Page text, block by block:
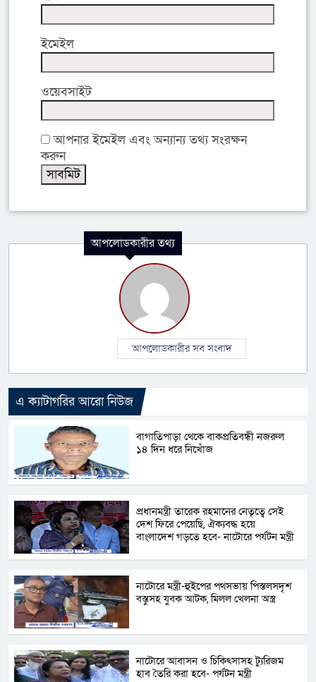
ইমেইল
ওয়েবসাইট
আপনার ইমেইল এবং অন্যান্য তথ্য সংরক্ষন
করুন
আপলোডকারীর তথ্য
আপলোডকারীর সব সংবাদ
এ ক্যাটাগরির আরো নিউজ
বাগাতিপাড়া থেকে বাকপ্রতিবন্ধী নজরুল
১৪ দিন ধরে নিখোঁজ
প্রধানমন্ত্রী তারেক রহমানের নেতৃত্বে সেই
দেশ ফিরে পেয়েছি, ঐক্যবদ্ধ হয়ে
বাংলাদেশ গড়তে হবে- নাটোরে পর্যটন মন্ত্রী
নাটোরে মন্ত্রী-হুইপের পথসভায় পিস্তলসদৃশ
বস্তুসহ যুবক আটক, মিলল খেলনা অস্ত্র
নাটোরে আবাসন ও চিকিৎসাসহ ট্যুরিজম
হাব তৈরি করা হবে- পর্যটন মন্ত্রী